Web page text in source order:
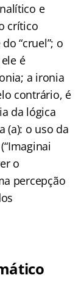
e
crítico
“cruel”; o
é
a ironia
contrário, é
da lógica
(a): o uso da
o
percepção